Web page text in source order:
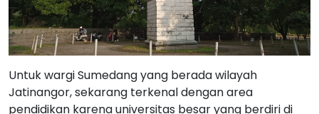
Untuk wargi Sumedang yang berada wilayah
Jatinangor, sekarang terkenal dengan area
pendidikan karena universitas besar yang berdiri di